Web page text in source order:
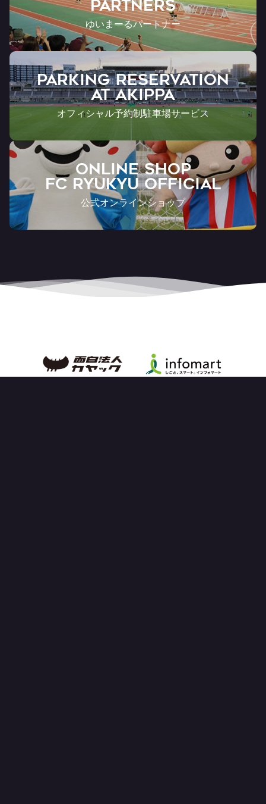
Partners
ゆいまーるパートナー
PARKING RESERVATION
AT Akippa
オフィシャル予約制駐車場サービス
ONLINE SHOP
FC RYUKYU OFFICIAL
公式オンラインショップ